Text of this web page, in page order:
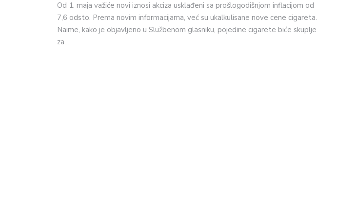
Od 1. maja važiće novi iznosi akciza usklađeni sa prošlogodišnjom inflacijom od
7,6 odsto. Prema novim informacijama, već su ukalkulisane nove cene cigareta.
Naime, kako je objavljeno u Službenom glasniku, pojedine cigarete biće skuplje
za…